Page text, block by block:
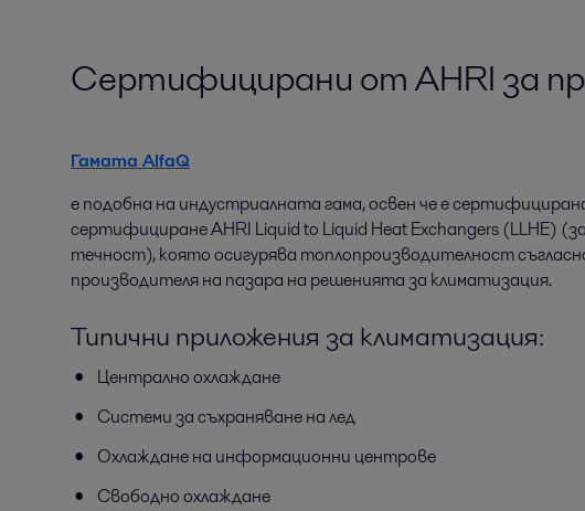
Сертифицирани от AHRI за
Гамата AlfaQ
е подобна на индустриалната гама, освен че е
сертифициране AHRI Liquid to Liquid Heat Exchangers (LLHE)
течност), която осигурява топлопроизводителност
производителя на пазара на решенията за климатизация.
Типични приложения за климатизация:
Централно охлаждане
Системи за съхраняване на лед
Охлаждане на информационни центрове
Свободно охлаждане